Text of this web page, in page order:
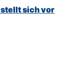
stellt sich vor